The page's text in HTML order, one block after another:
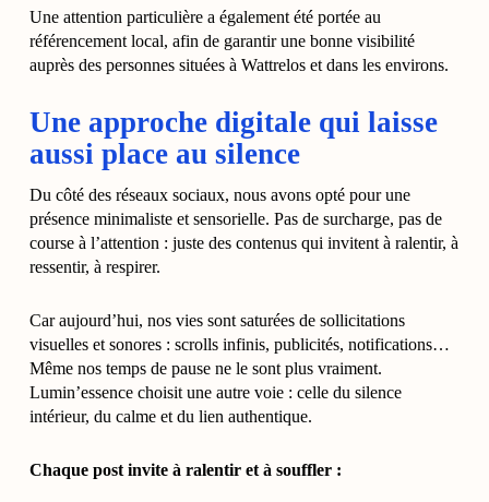
Une attention particulière a également été portée au
référencement local, afin de garantir une bonne visibilité
auprès des personnes situées à Wattrelos et dans les environs.
Une approche digitale qui laisse
aussi place au silence
Du côté des réseaux sociaux, nous avons opté pour une
présence minimaliste et sensorielle. Pas de surcharge, pas de
course à l’attention : juste des contenus qui invitent à ralentir, à
ressentir, à respirer.
Car aujourd’hui, nos vies sont saturées de sollicitations
visuelles et sonores : scrolls infinis, publicités, notifications…
Même nos temps de pause ne le sont plus vraiment.
Lumin’essence choisit une autre voie : celle du silence
intérieur, du calme et du lien authentique.
Chaque post invite à ralentir et à souffler :